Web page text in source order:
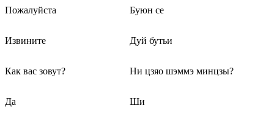
Пожалуйста Буюн се
Извините Дуй бутьи
Как вас зовут? Ни цзяо шэммэ минцзы?
Да Ши